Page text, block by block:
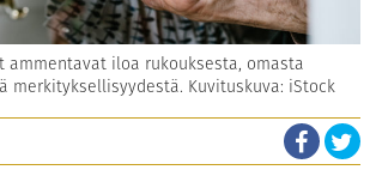
ammentavat iloa rukouksesta, omasta
merkityksellisyydestä. Kuvituskuva: iStock